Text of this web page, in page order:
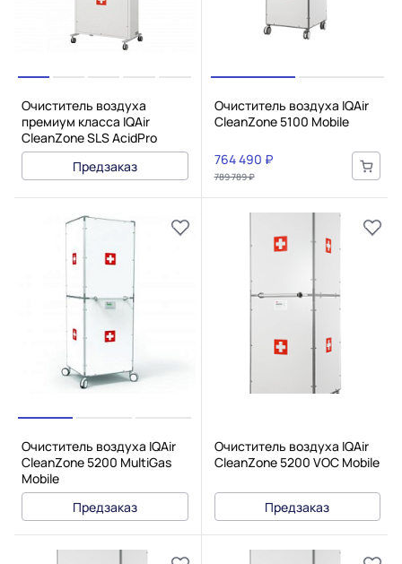
Очиститель воздуха
премиум класса IQAir
CleanZone SLS AcidPro
Предзаказ
Очиститель воздуха IQAir
CleanZone 5100 Mobile
764 490 ₽
789 789 ₽
Очиститель воздуха IQAir
CleanZone 5200 MultiGas
Mobile
Предзаказ
Очиститель воздуха IQAir
CleanZone 5200 VOC Mobile
Предзаказ